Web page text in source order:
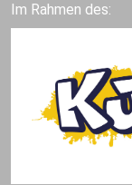
Im Rahmen des: